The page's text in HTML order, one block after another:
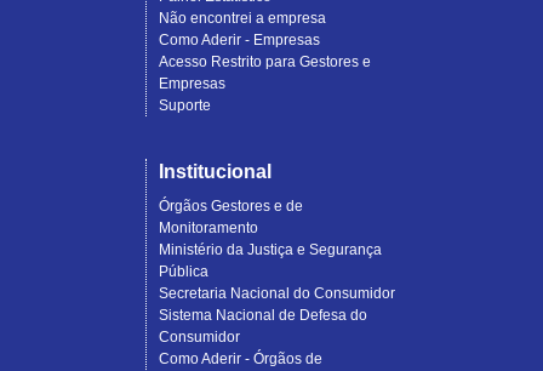
Não encontrei a empresa
Como Aderir - Empresas
Acesso Restrito para Gestores e
Empresas
Suporte
Institucional
Órgãos Gestores e de
Monitoramento
Ministério da Justiça e Segurança
Pública
Secretaria Nacional do Consumidor
Sistema Nacional de Defesa do
Consumidor
Como Aderir - Órgãos de